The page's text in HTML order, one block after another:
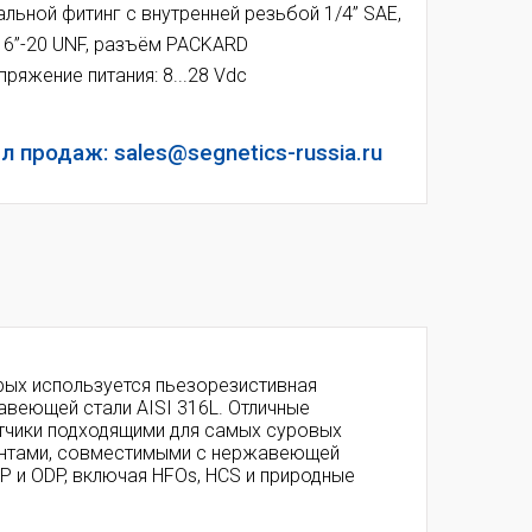
фитинг с внутренней резьбой 1/4” SAE,
20 UNF, разъём PACKARD
питания: 8...28 Vdc
продаж: sales@segnetics-russia.ru
используется пьезорезистивная
стали AISI 316L. Отличные
подходящими для самых суровых
совместимыми с нержавеющей
ODP, включая HFOs, HCS и природные